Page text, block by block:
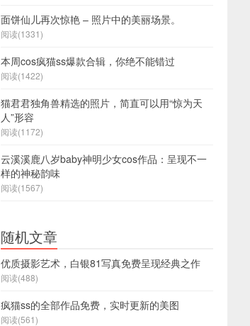
面饼仙儿再次惊艳 – 照片中的美丽场景。
阅读(1331)
本周cos疯猫ss爆款合辑，你绝不能错过
阅读(1422)
猫君君独角兽精选的照片，简直可以用“惊为天
人”形容
阅读(1172)
云溪溪鹿八岁baby神明少女cos作品：呈现不一
样的神秘韵味
阅读(1567)
随机文章
优质摄影艺术，白银81写真免费呈现经典之作
阅读(488)
疯猫ss的全部作品免费，实时更新的美图
阅读(561)